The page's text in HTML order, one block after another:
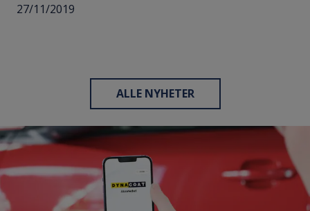
27/11/2019
ALLE NYHETER